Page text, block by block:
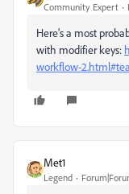
Community Expert
Here's a most
with modifier keys:
workflow-
Met1
Legend